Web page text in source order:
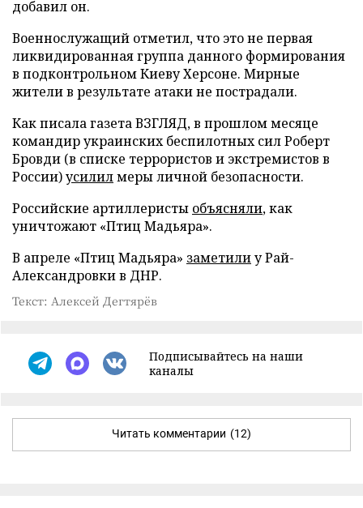
добавил он.
Военнослужащий отметил, что это не первая
ликвидированная группа данного формирования
в подконтрольном Киеву Херсоне. Мирные
жители в результате атаки не пострадали.
Как писала газета ВЗГЛЯД, в прошлом месяце
командир украинских беспилотных сил Роберт
Бровди (в списке террористов и экстремистов в
России)усилилмеры личной безопасности.
Российские артиллеристы объясняли, как
уничтожают «Птиц Мадьяра».
В апреле «Птиц Мадьяра» заметилиу Рай-
Александровки в ДНР.
Текст: Алексей Дегтярёв
Подписывайтесь на наши
каналы
Читать комментарии (12)